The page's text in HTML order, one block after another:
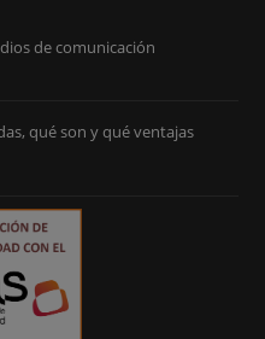
de comunicación
qué son y qué ventajas